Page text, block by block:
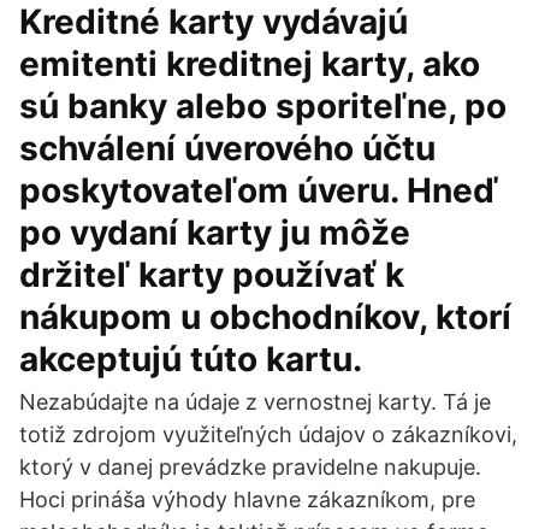
Kreditné karty vydávajú
emitenti kreditnej karty, ako
sú banky alebo sporiteľne, po
schválení úverového účtu
poskytovateľom úveru. Hneď
po vydaní karty ju môže
držiteľ karty používať k
nákupom u obchodníkov, ktorí
akceptujú túto kartu.
Nezabúdajte na údaje z vernostnej karty. Tá je
totiž zdrojom využiteľných údajov o zákazníkovi,
ktorý v danej prevádzke pravidelne nakupuje.
Hoci prináša výhody hlavne zákazníkom, pre